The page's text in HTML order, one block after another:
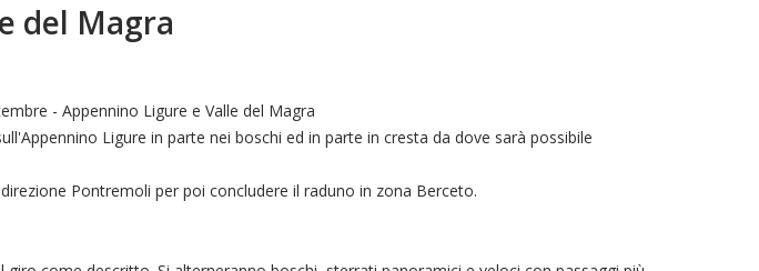
del Magra
- Appennino Ligure e Valle del Magra
Ligure in parte nei boschi ed in parte in cresta da dove sarà possibile
Pontremoli per poi concludere il raduno in zona Berceto.